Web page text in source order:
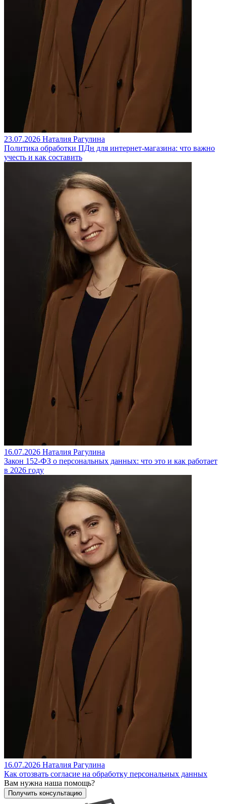
23.07.2026 Наталия Рагулина
Политика обработки ПДн для интернет-магазина: что важно
учесть и как составить
16.07.2026 Наталия Рагулина
Закон 152-ФЗ о персональных данных: что это и как работает
в 2026 году
16.07.2026 Наталия Рагулина
Как отозвать согласие на обработку персональных данных
Вам нужна наша помощь?